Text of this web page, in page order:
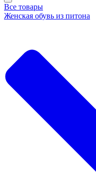
Все товары
Женская обувь из питона